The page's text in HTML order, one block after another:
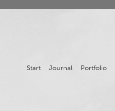
Start Journal Portfolio